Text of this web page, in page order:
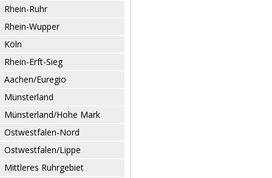
Rhein-Ruhr
Rhein-Wupper
Köln
Rhein-Erft-Sieg
Aachen/Euregio
Münsterland
Münsterland/Hohe Mark
Ostwestfalen-Nord
Ostwestfalen/Lippe
Mittleres Ruhrgebiet